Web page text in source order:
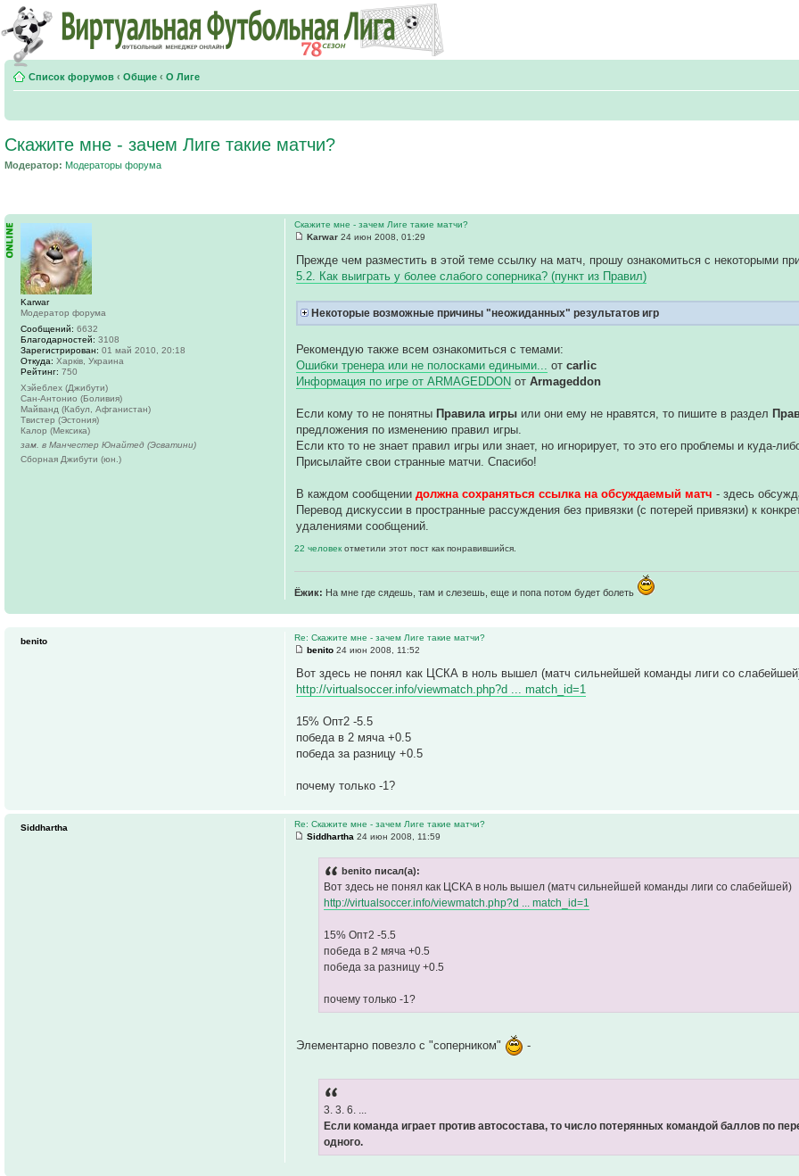
Список форумов ‹ Общие ‹ О Лиге
Скажите мне - зачем Лиге такие матчи?
Модератор: Модераторы форума
Скажите мне - зачем Лиге такие матчи?
Karwar 24 июн 2008, 01:29
Прежде чем разместить в этой теме ссылку на матч, прошу ознакомиться с некоторыми
5.2. Как выиграть у более слабого соперника? (пункт из Правил)
Некоторые возможные причины "неожиданных" результатов игр
Рекомендую также всем ознакомиться с темами:
Ошибки тренера или не полосками едиными...
отcarlic
Информация по игре от ARMAGEDDON отArmageddon
Если кому то не понятныПравила игры или они ему не нравятся, то пишите в раздел
предложения по изменению правил игры.
Если кто то не знает правил игры или знает, но игнорирует, то это его проблемы и куда-
Присылайте свои странные матчи. Спасибо!
В каждом сообщениидолжна сохраняться ссылка на обсуждаемый матч - здесь
Перевод дискуссии в пространные рассуждения без привязки (с потерей привязки) к
удалениями сообщений.
22 человекотметили этот пост как понравившийся.
Ёжик: На мне где сядешь, там и слезешь, еще и попа потом будет болеть
Karwar
Модератор форума
Сообщений: 6632
Благодарностей: 3108
Зарегистрирован: 01 май 2010, 20:18
Откуда: Харків, Украина
Рейтинг: 750
Хэйеблех (Джибути)
Сан-Антонио (Боливия)
Майванд (Кабул, Афганистан)
Твистер (Эстония)
Калор (Мексика)
зам. в Манчестер Юнайтед (Эсватини)
Сборная Джибути (юн.)
Re: Скажите мне - зачем Лиге такие матчи?
benito 24 июн 2008, 11:52
Вот здесь не понял как ЦСКА в ноль вышел (матч сильнейшей команды лиги со
http://virtualsoccer.info/viewmatch.php?d ... match_id=1
15% Опт2 -5.5
победа в 2 мяча +0.5
победа за разницу +0.5
почему только -1?
benito
Re: Скажите мне - зачем Лиге такие матчи?
Siddhartha 24 июн 2008, 11:59
benito писал(а):
Вот здесь не понял как ЦСКА в ноль вышел (матч сильнейшей команды лиги со слабейшей)
http://virtualsoccer.info/viewmatch.php?d ... match_id=1
15% Опт2 -5.5
победа в 2 мяча +0.5
победа за разницу +0.5
почему только -1?
Элементарно повезло с "соперником" -
3. 3. 6. ...
Если команда играет против автосостава, то число потерянных командой баллов по
одного.
Siddhartha